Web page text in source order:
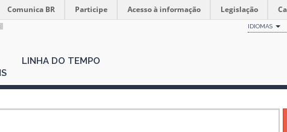
Comunica BR Participe Acesso à informação Legislação
IDIOMAS
LINHA DO TEMPO